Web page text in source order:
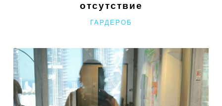
отсутствие
РУБРИКИ
ГАРДЕРОБ